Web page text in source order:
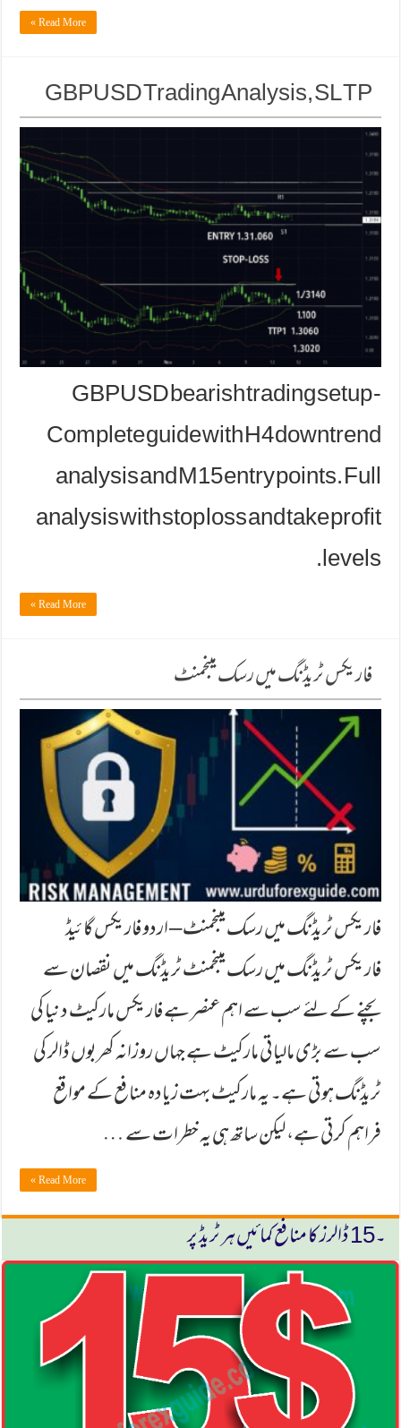
Read More »
GBPUSD Trading Analysis, SL TP
GBPUSD bearish trading setup -
Complete guide with H4 downtrend
analysis and M15 entry points. Full
analysis with stop loss and take profit
levels.
Read More »
فاریکس ٹریڈنگ میں رسک مینجمنٹ
فاریکس ٹریڈنگ میں رسک مینجمنٹ – اردو فاریکس گائیڈ
فاریکس ٹریڈنگ میں رسک مینجمنٹ ٹریڈنگ میں نقصان سے
بچنے کے لئے سب سے اہم عنصر ہے فاریکس مارکیٹ دنیا کی
سب سے بڑی مالیاتی مارکیٹ ہے جہاں روزانہ کھربوں ڈالر کی
ٹریڈنگ ہوتی ہے۔ یہ مارکیٹ بہت زیادہ منافع کے مواقع
فراہم کرتی ہے، لیکن ساتھ ہی یہ خطرات سے …
Read More »
۔15 ڈالرز كا منافع كمائیں ہر ٹریڈ پر